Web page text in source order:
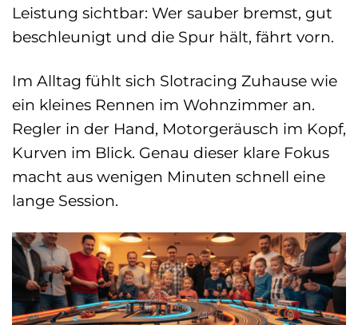
Leistung sichtbar: Wer sauber bremst, gut
beschleunigt und die Spur hält, fährt vorn.
Im Alltag fühlt sich Slotracing Zuhause wie
ein kleines Rennen im Wohnzimmer an.
Regler in der Hand, Motorgeräusch im Kopf,
Kurven im Blick. Genau dieser klare Fokus
macht aus wenigen Minuten schnell eine
lange Session.